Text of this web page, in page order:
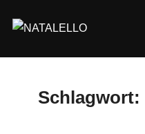
Schlagwort: